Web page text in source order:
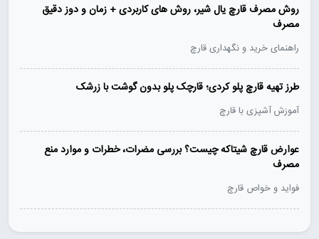
روش مصرف قارچ یال شیر، روش های کاربردی + زمان و دوز دقیق
مصرف
راهنمای خرید و نگهداری قارچ
طرز تهیه قارچ پلو کردی؛ قارچک پلو بدون گوشت با زرشک
آموزش آشپزی با قارچ
عوارض قارچ شیتاکه چیست؟ بررسی مضرات، خطرات و موارد منع
مصرف
فواید و خواص قارچ